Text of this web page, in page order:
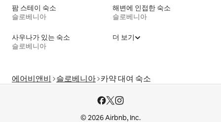
팜 스테이 숙소
슬로베니아
해변에 인접한 숙소
슬로베니아
사우나가 있는 숙소
슬로베니아
더 보기
에어비앤비 슬로베니아 카약 대여 숙소
© 2026 Airbnb, Inc.